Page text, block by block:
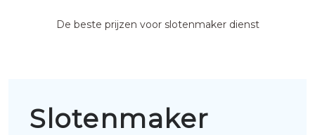
De beste prijzen voor slotenmaker dienst
Slotenmaker